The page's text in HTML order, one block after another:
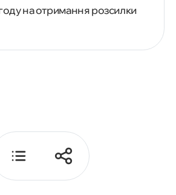
4
на отримання розсилки